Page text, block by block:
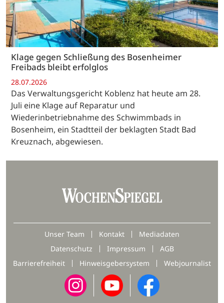
Klage gegen Schließung des Bosenheimer
Freibads bleibt erfolglos
28.07.2026
Das Verwaltungsgericht Koblenz hat heute am 28.
Juli eine Klage auf Reparatur und
Wiederinbetriebnahme des Schwimmbads in
Bosenheim, ein Stadtteil der beklagten Stadt Bad
Kreuznach, abgewiesen.
Unser Team Kontakt
Mediadaten
Datenschutz
Impressum
AGB
Barrierefreiheit
Hinweisgebersystem Webjournalist